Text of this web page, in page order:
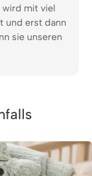
wird mit viel
und erst dann
sie unseren